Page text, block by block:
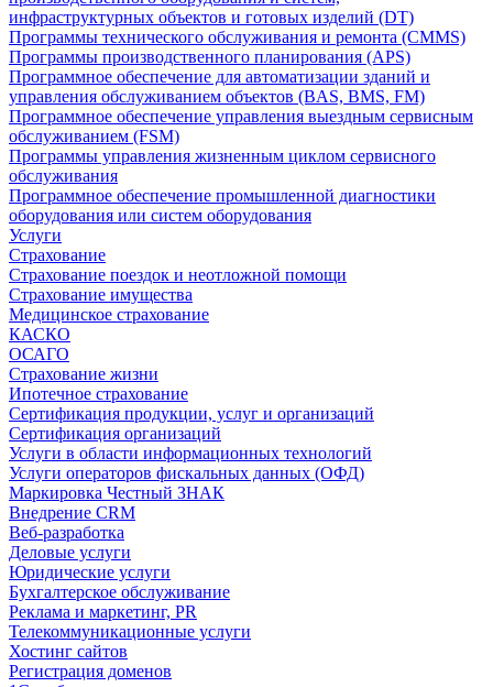
инфраструктурных объектов и готовых изделий (DT)
Программы технического обслуживания и ремонта (CMMS)
Программы производственного планирования (APS)
Программное обеспечение для автоматизации зданий и
управления обслуживанием объектов (BAS, BMS, FM)
Программное обеспечение управления выездным сервисным
обслуживанием (FSM)
Программы управления жизненным циклом сервисного
обслуживания
Программное обеспечение промышленной диагностики
оборудования или систем оборудования
Услуги
Страхование
Страхование поездок и неотложной помощи
Страхование имущества
Медицинское страхование
КАСКО
ОСАГО
Страхование жизни
Ипотечное страхование
Сертификация продукции, услуг и организаций
Сертификация организаций
Услуги в области информационных технологий
Услуги операторов фискальных данных (ОФД)
Маркировка Честный ЗНАК
Внедрение CRM
Веб-разработка
Деловые услуги
Юридические услуги
Бухгалтерское обслуживание
Реклама и маркетинг, PR
Телекоммуникационные услуги
Хостинг сайтов
Регистрация доменов